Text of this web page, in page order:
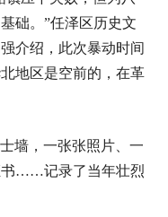
础。”任泽区历史文
介绍，此次暴动时间
地区是空前的，在革
墙，一张张照片、一
书……记录了当年壮烈